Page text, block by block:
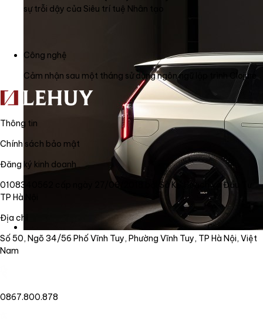
sự trỗi dậy của Siêu trí tuệ Nhân tạo
Công nghệ
Cảm nhận sau một tháng sử dụng ngôn ngữ lập trình Clojure
Thông tin
Chính sách bảo mật
Đăng ký kinh doanh
0108340562 cấp ngày 27/06/2018 bởi Sở Kế Hoạch và Đầu Tư
TP Hà Nội
Địa chỉ
Số 50, Ngõ 34/56 Phố Vĩnh Tuy, Phường Vĩnh Tuy, TP Hà Nội, Việt
Nam
0867.800.878